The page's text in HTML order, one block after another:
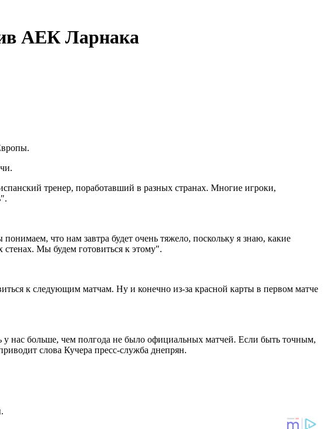
АЕК Ларнака
тренер, поработавший в разных странах. Многие игроки,
что нам завтра будет очень тяжело, поскольку я знаю, какие
Мы будем готовиться к этому".
к следующим матчам. Ну и конечно из-за красной карты в первом матче
нас больше, чем полгода не было официальных матчей. Если быть точным,
слова Кучера пресс-служба днепрян.